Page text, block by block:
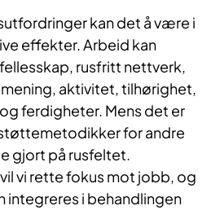
kan det å være i
effekter. Arbeid kan
rusfritt nettverk,
aktivitet, tilhørighet,
ferdigheter. Mens det er
for andre
gjort på rusfeltet.
vi rette fokus mot jobb, og
integreres i behandlingen